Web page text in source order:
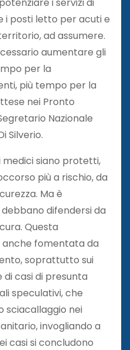
i posti letto per acuti e
ad assumere.
aumentare gli
per la
più tempo per la
nei Pronto
Nazionale
Silverio.
medici siano protetti,
più a rischio, da
Ma è
difendersi da
Questa
fomentata da
soprattutto sui
casi di presunta
speculativi, che
sciacallaggio nei
invogliando a
casi si concludono